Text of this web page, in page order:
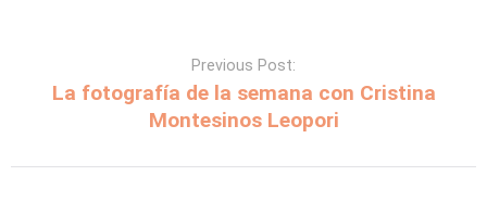
Previous Post:
La fotografía de la semana con Cristina
Montesinos Leopori